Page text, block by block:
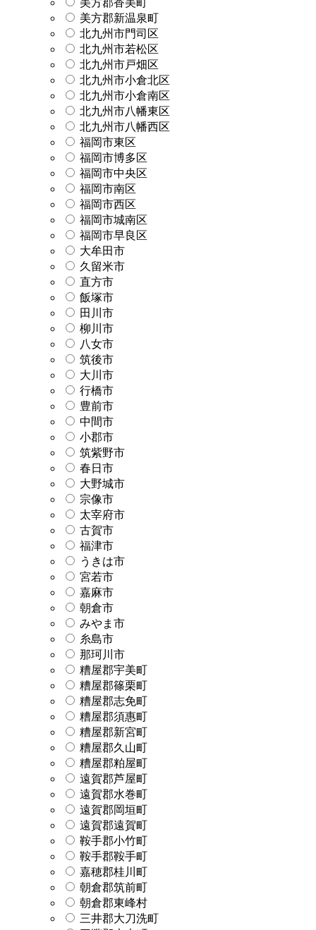
美方郡新温泉町
北九州市門司区
北九州市若松区
北九州市戸畑区
北九州市小倉北区
北九州市小倉南区
北九州市八幡東区
北九州市八幡西区
福岡市東区
福岡市博多区
福岡市中央区
福岡市南区
福岡市西区
福岡市城南区
福岡市早良区
大牟田市
久留米市
直方市
飯塚市
田川市
柳川市
八女市
筑後市
大川市
行橋市
豊前市
中間市
小郡市
筑紫野市
春日市
大野城市
宗像市
太宰府市
古賀市
福津市
うきは市
宮若市
嘉麻市
朝倉市
みやま市
糸島市
那珂川市
糟屋郡宇美町
糟屋郡篠栗町
糟屋郡志免町
糟屋郡須惠町
糟屋郡新宮町
糟屋郡久山町
糟屋郡粕屋町
遠賀郡芦屋町
遠賀郡水巻町
遠賀郡岡垣町
遠賀郡遠賀町
鞍手郡小竹町
鞍手郡鞍手町
嘉穂郡桂川町
朝倉郡筑前町
朝倉郡東峰村
三井郡大刀洗町